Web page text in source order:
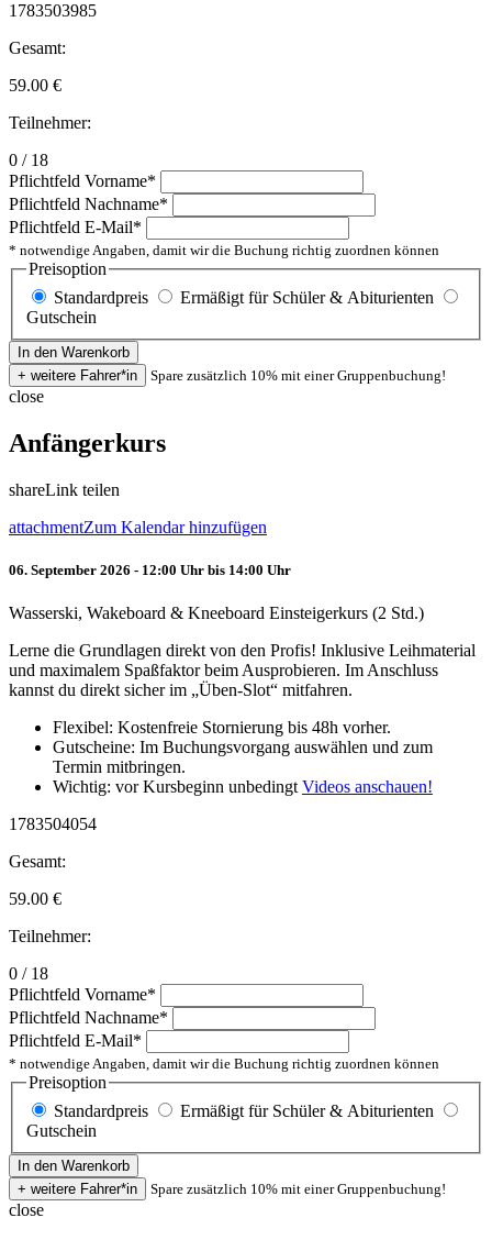
1783503985
Gesamt:
59.00 €
Teilnehmer:
0 / 18
Pflichtfeld Vorname*
Pflichtfeld Nachname*
Pflichtfeld E-Mail*
* notwendige Angaben, damit wir die Buchung richtig zuordnen können
Preisoption
Standardpreis
Ermäßigt für Schüler & Abiturienten
Gutschein
Spare zusätzlich 10% mit einer Gruppenbuchung!
close
Anfängerkurs
shareLink teilen
attachmentZum Kalendar hinzufügen
06. September 2026 - 12:00 Uhr bis 14:00 Uhr
Wasserski, Wakeboard & Kneeboard Einsteigerkurs (2 Std.)
Lerne die Grundlagen direkt von den Profis! Inklusive Leihmaterial
und maximalem Spaßfaktor beim Ausprobieren. Im Anschluss
kannst du direkt sicher im „Üben-Slot“ mitfahren.
Flexibel: Kostenfreie Stornierung bis 48h vorher.
Gutscheine: Im Buchungsvorgang auswählen und zum
Termin mitbringen.
Wichtig: vor Kursbeginn unbedingt Videos anschauen!
1783504054
Gesamt:
59.00 €
Teilnehmer:
0 / 18
Pflichtfeld Vorname*
Pflichtfeld Nachname*
Pflichtfeld E-Mail*
* notwendige Angaben, damit wir die Buchung richtig zuordnen können
Preisoption
Standardpreis
Ermäßigt für Schüler & Abiturienten
Gutschein
Spare zusätzlich 10% mit einer Gruppenbuchung!
close